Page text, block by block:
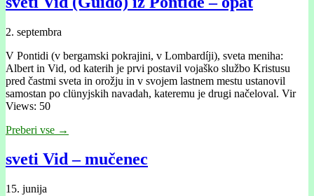
2. septembra
V Pontidi (v bergamski pokrajini, v Lombardíji), sveta meniha:
Albert in Vid, od katerih je prvi postavil vojaško službo Kristusu
pred častmi sveta in orožju in v svojem lastnem mestu ustanovil
samostan po clünyjskih navadah, kateremu je drugi načeloval. Vir
Views: 50
Preberi vse →
sveti Vid – mučenec
15. junija